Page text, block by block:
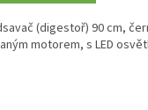
(digestoř) 90 cm,
motorem, s LED